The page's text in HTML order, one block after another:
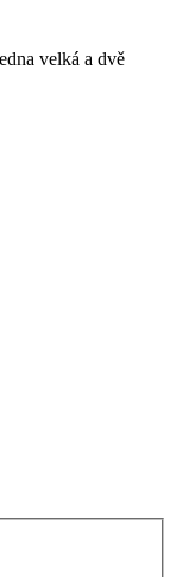
velká a dvě